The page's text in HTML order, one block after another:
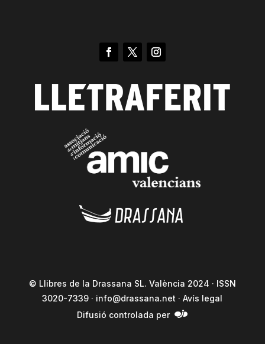
© Llibres de la Drassana SL. València 2024 · ISSN
3020-7339 · info@drassana.net ·Avís legal
Difusió controlada per